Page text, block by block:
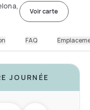
Voir carte
FAQ
JOURNÉE